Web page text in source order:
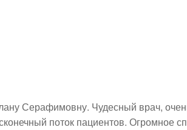
Серафимовну. Чудесный врач,
поток пациентов. Огромное